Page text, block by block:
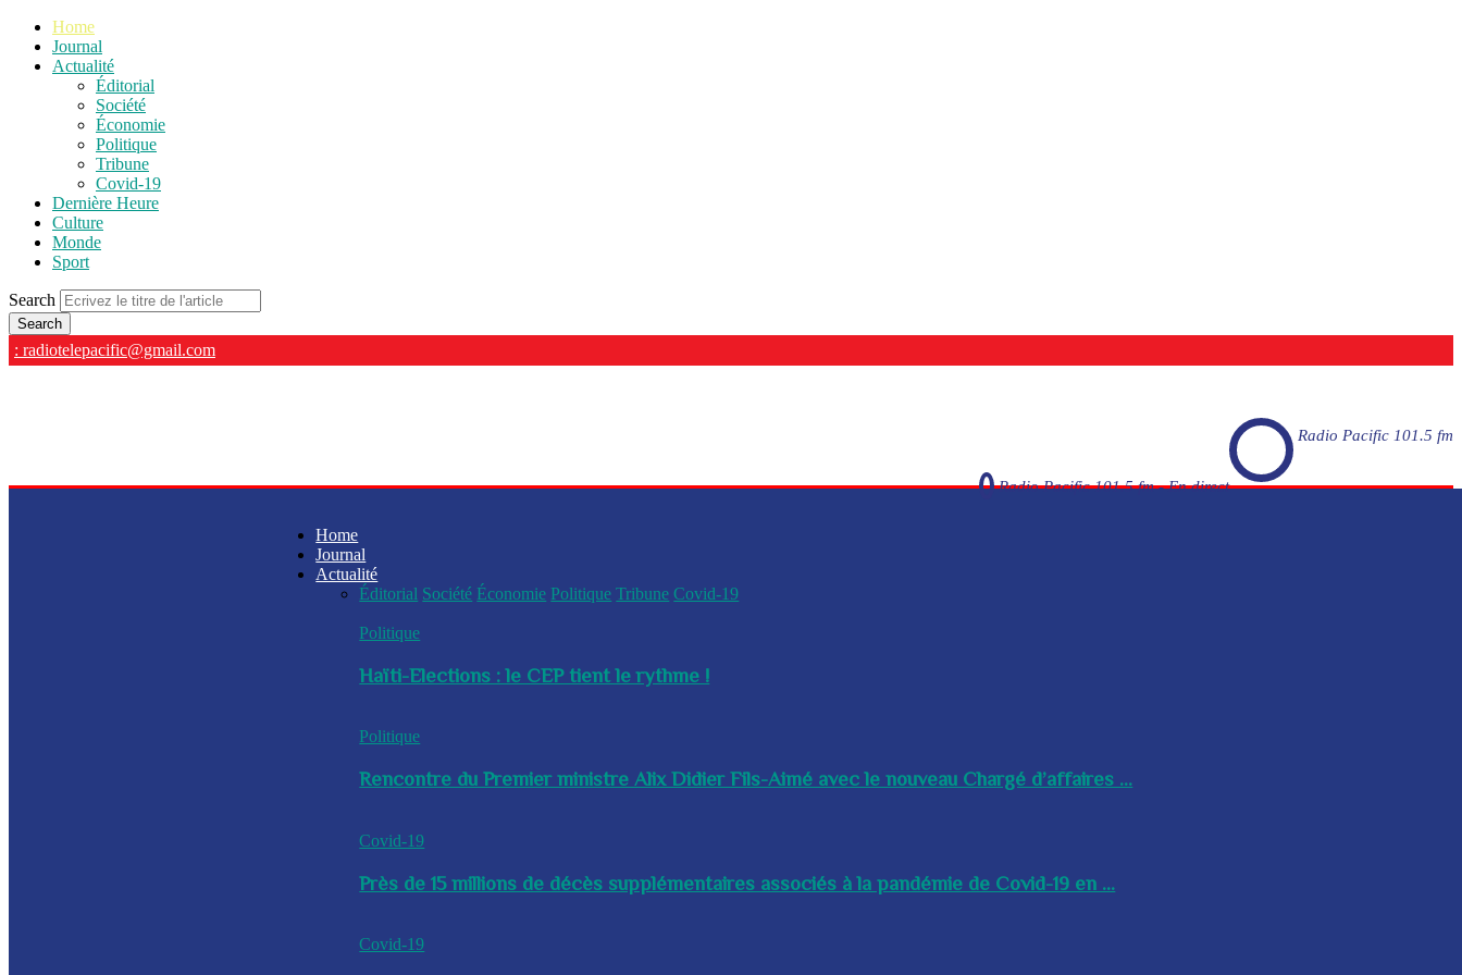
Home
Journal
Actualité
Éditorial
Société
Économie
Politique
Tribune
Covid-19
Dernière Heure
Culture
Monde
Sport
Search
: radiotelepacific@gmail.com
Radio Pacific 101.5 fm
Radio Pacific 101.5 fm - En direct
Home
Journal
Actualité
Éditorial Société Économie Politique Tribune Covid-19
Politique
Haïti-Elections : le CEP tient le rythme !
Politique
Rencontre du Premier ministre Alix Didier Fils-Aimé avec le nouveau Chargé d’affaires ...
Covid-19
Près de 15 millions de décès supplémentaires associés à la pandémie de Covid-19 en ...
Covid-19